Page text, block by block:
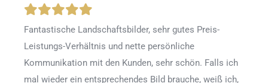
Fantastische Landschaftsbilder, sehr gutes Preis-
Leistungs-Verhältnis und nette persönliche
Kommunikation mit den Kunden, sehr schön. Falls ich
mal wieder ein entsprechendes Bild brauche, weiß ich,